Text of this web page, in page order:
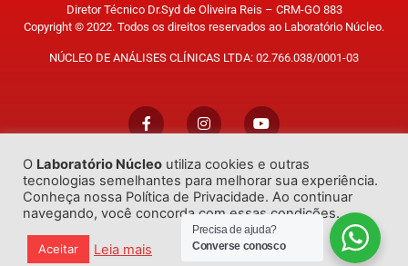
Diretor Técnico Dr.Syd de Oliveira Reis – CRM-GO 883
Copyright © 2022. Todos os direitos reservados ao Laboratório Núcleo.
NÚCLEO DE ANÁLISES CLÍNICAS LTDA: 02.766.038/0001-03
Trabalhe Conosco
Desenvolvido porGO!Sites
O Laboratório Núcleo utiliza cookies e outras
tecnologias semelhantes para melhorar sua experiência.
Conheça nossa Política de Privacidade. Ao continuar
navegando, você concorda com essas condições.
Aceitar Leia mais
Precisa de ajuda?
Converse conosco